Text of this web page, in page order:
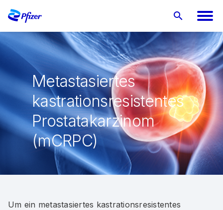
Metastasiertes
kastrationsresistentes
Prostatakarzinom
(mCRPC)
Um ein metastasiertes kastrationsresistentes